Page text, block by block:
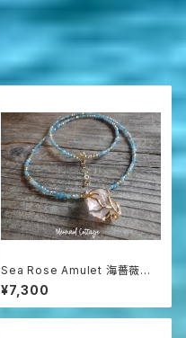
Sea Rose Amulet 海薔薇の
お守り ローズクォーツとアパタ
イトのネックレス
¥7,300